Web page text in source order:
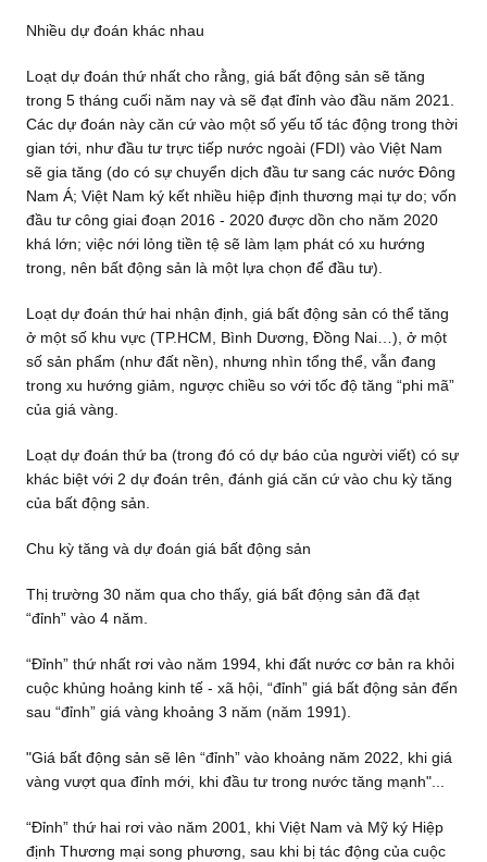
Nhiều dự đoán khác nhau
Loạt dự đoán thứ nhất cho rằng, giá bất động sản sẽ tăng
trong 5 tháng cuối năm nay và sẽ đạt đỉnh vào đầu năm 2021.
Các dự đoán này căn cứ vào một số yếu tố tác động trong thời
gian tới, như đầu tư trực tiếp nước ngoài (FDI) vào Việt Nam
sẽ gia tăng (do có sự chuyển dịch đầu tư sang các nước Đông
Nam Á; Việt Nam ký kết nhiều hiệp định thương mại tự do; vốn
đầu tư công giai đoạn 2016 - 2020 được dồn cho năm 2020
khá lớn; việc nới lỏng tiền tệ sẽ làm lạm phát có xu hướng
trong, nên bất động sản là một lựa chọn để đầu tư).
Loạt dự đoán thứ hai nhận định, giá bất động sản có thể tăng
ở một số khu vực (TP.HCM, Bình Dương, Đồng Nai…), ở một
số sản phẩm (như đất nền), nhưng nhìn tổng thể, vẫn đang
trong xu hướng giảm, ngược chiều so với tốc độ tăng “phi mã”
của giá vàng.
Loạt dự đoán thứ ba (trong đó có dự báo của người viết) có sự
khác biệt với 2 dự đoán trên, đánh giá căn cứ vào chu kỳ tăng
của bất động sản.
Chu kỳ tăng và dự đoán giá bất động sản
Thị trường 30 năm qua cho thấy, giá bất động sản đã đạt
“đỉnh” vào 4 năm.
“Đỉnh” thứ nhất rơi vào năm 1994, khi đất nước cơ bản ra khỏi
cuộc khủng hoảng kinh tế - xã hội, “đỉnh” giá bất động sản đến
sau “đỉnh” giá vàng khoảng 3 năm (năm 1991).
"Giá bất động sản sẽ lên “đỉnh” vào khoảng năm 2022, khi giá
vàng vượt qua đỉnh mới, khi đầu tư trong nước tăng mạnh"...
“Đỉnh” thứ hai rơi vào năm 2001, khi Việt Nam và Mỹ ký Hiệp
định Thương mại song phương, sau khi bị tác động của cuộc